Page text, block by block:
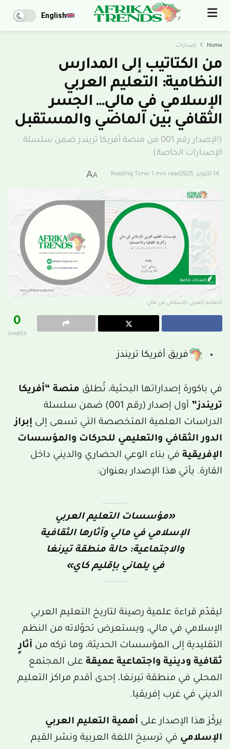
English
Home إصدارات
من الكتاتيب إلى المدارس
النظامية: التعليم العربي
الإسلامي في مالي… الجسر
الثقافي بين الماضي والمستقبل
(الإصدار رقم 001 من منصة أفريكا تريندز ضمن سلسلة
الإصدارات الخاصة)
14 أكتوبر، 2025 Reading Time: 1 min read
A
A
التعليم العربي الإسلامي في مالي
0
SHARES
فريق أفريكا تريندز
في باكورة إصداراتها البحثية، تُطلق منصة “أفريكا
تريندز”
أول إصدار (رقم 001) ضمن سلسلة
الدراسات العلمية المتخصصة التي تسعى إلى إبراز
الدور الثقافي والتعليمي للحركات والمؤسسات
الإفريقية في بناء الوعي الحضاري والديني داخل
القارة. يأتي هذا الإصدار بعنوان:
«مؤسسات التعليم العربي
الإسلامي في مالي وآثارها الثقافية
والاجتماعية: حالة منطقة تيرنغا
في يلماني بإقليم كاي»
ليقدّم قراءة علمية رصينة لتاريخ التعليم العربي
الإسلامي في مالي، ويستعرض تحوّلاته من النظم
التقليدية إلى المؤسسات الحديثة، وما تركه من آثارٍ
ثقافية ودينية واجتماعية عميقة على المجتمع
المحلي في منطقة تيرنغا، إحدى أقدم مراكز التعليم
الديني في غرب إفريقيا.
يركّز هذا الإصدار على أهمية التعليم العربي
الإسلامي في ترسيخ اللغة العربية ونشر القيم